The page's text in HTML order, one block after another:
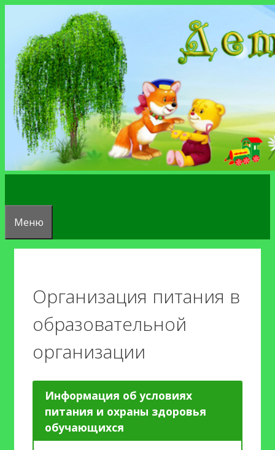
содержимому
Меню
Организация питания в
образовательной
организации
Информация об условиях
питания и охраны здоровья
обучающихся